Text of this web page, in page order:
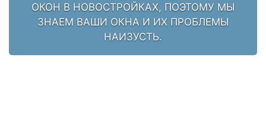
ОКОН В НОВОСТРОЙКАХ, ПОЭТОМУ МЫ
ЗНАЕМ ВАШИ ОКНА И ИХ ПРОБЛЕМЫ
НАИЗУСТЬ.